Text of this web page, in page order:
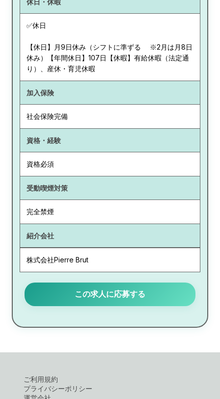
✅休日
【休日】月9日休み（シフトに準ずる ※2月は月8日
休み）【年間休日】107日【休暇】有給休暇（法定通
り）、産休・育児休暇
加入保険
社会保険完備
資格・経験
資格必須
受動喫煙対策
完全禁煙
紹介会社
株式会社Pierre Brut
この求人に応募する
ご利用規約
プライバシーポリシー